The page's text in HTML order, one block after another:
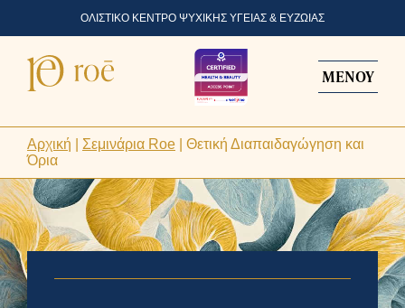
ΟΛΙΣΤΙΚΟ ΚΕΝΤΡΟ ΨΥΧΙΚΗΣ ΥΓΕΙΑΣ & ΕΥΖΩΙΑΣ
ΜΕΝΟΥ
Αρχική Σεμινάρια Roe
Θετική Διαπαιδαγώγηση και
Όρια